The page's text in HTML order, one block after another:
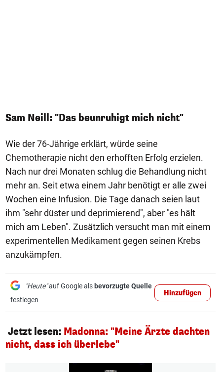
Sam Neill: "Das beunruhigt mich nicht"
Wie der 76-Jährige erklärt, würde seine
Chemotherapie nicht den erhofften Erfolg erzielen.
Nach nur drei Monaten schlug die Behandlung nicht
mehr an. Seit etwa einem Jahr benötigt er alle zwei
Wochen eine Infusion. Die Tage danach seien laut
ihm "sehr düster und deprimierend", aber "es hält
mich am Leben". Zusätzlich versucht man mit einem
experimentellen Medikament gegen seinen Krebs
anzukämpfen.
"Heute"auf Google als bevorzugte Quelle
festlegen
Hinzufügen
Jetzt lesen: Madonna: "Meine Ärzte dachten
nicht, dass ich überlebe"
1/2